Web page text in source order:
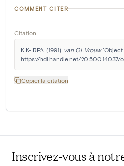
COMMENT CITER
Citation
KIK-IRPA. (1991). van O.L.Vrouw [Object
https://hdl.handle.net/20.500.14037/
Copier la citation
Inscrivez-vous à